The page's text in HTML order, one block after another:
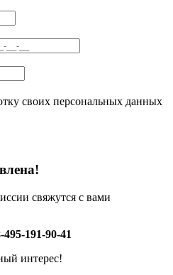
своих персональных данных
свяжутся с вами
495-191-90-41
интерес!